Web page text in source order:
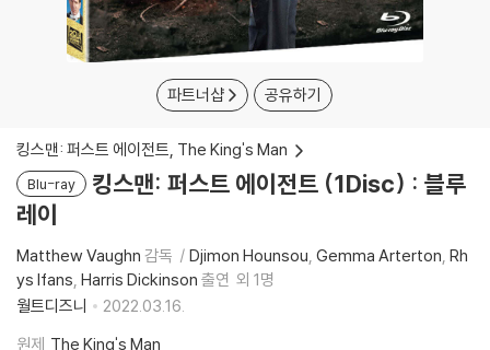
파트너샵 공유하기
킹스맨: 퍼스트 에이전트, The King's Man
Blu-ray
킹스맨: 퍼스트 에이전트 (1Disc) : 블루
레이
Matthew Vaughn 감독 Djimon Hounsou Gemma Arterton Rh
ys Ifans Harris Dickinson 출연 외 1명
월트디즈니
2022.03.16.
원제 The King's Man